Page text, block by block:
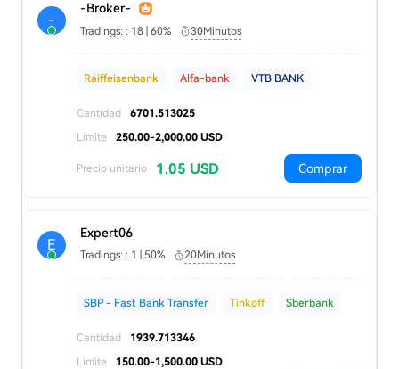
-
-Broker-
Tradings: : 18 | 60% 30Minutos
Raiffeisenbank Alfa-bank VTB BANK
Cantidad
6701.513025
Límite
250.00-2,000.00 USD
Precio unitario 1.05 USD Comprar
E
Expert06
Tradings: : 1 | 50% 20Minutos
SBP - Fast Bank Transfer Tinkoff Sberbank
Cantidad
1939.713346
Límite
150.00-1,500.00 USD